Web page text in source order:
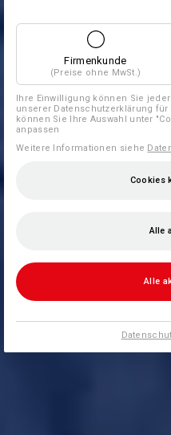
Firmenkunde
(Preise ohne MwSt.)
Ihre Einwilligung können Sie
unserer Datenschutzerklärung
können Sie Ihre Auswahl unter
anpassen
Weitere Informationen siehe
Cookies
Alle
Alle